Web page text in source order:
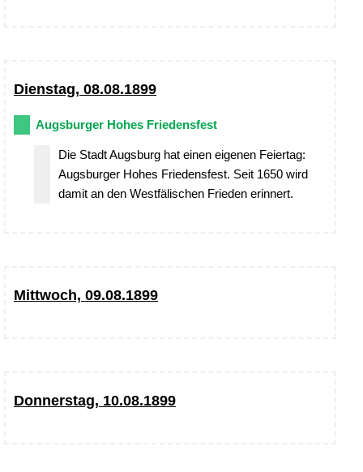
Dienstag, 08.08.1899
Augsburger Hohes Friedensfest
Die Stadt Augsburg hat einen eigenen Feiertag:
Augsburger Hohes Friedensfest. Seit 1650 wird
damit an den Westfälischen Frieden erinnert.
Mittwoch, 09.08.1899
Donnerstag, 10.08.1899